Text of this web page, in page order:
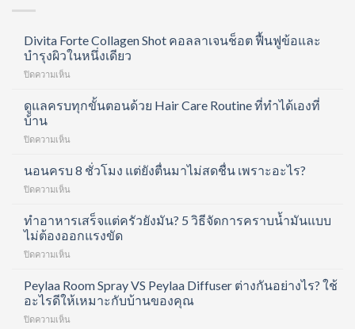
Divita Forte Collagen Shot คอลลาเจนช็อต ฟื้นฟูข้อและ
บำรุงผิวในหนึ่งเดียว
ปิดความเห็น
Collagen
คอ
ลา
ช็อต
ข้อ
และ
หนึ่ง
เดียว
ดูแลครบทุกขั้นตอนด้วย Hair Care Routine ที่ทำได้เองที่
บ้าน
ปิดความเห็น
ครบ
ทุก
ขั้น
ด้วย
Hair
Routine
ทำได้
เอง
นอนครบ 8 ชั่วโมง แต่ยังตื่นมาไม่สดชื่น เพราะอะไร?
ปิดความเห็น
8
ชั่วโมง
แต่
ตื่น
มา
สดชื่น
ทำอาหารเสร็จแต่ครัวยังมัน? 5 วิธีจัดการคราบน้ำมันแบบ
ไม่ต้องออกแรงขัด
ปิดความเห็น
เสร็จ
แต่
ครัว
Peylaa Room Spray VS Peylaa Diffuser ต่างกันอย่างไร? ใช้
อะไรดีให้เหมาะกับบ้านของคุณ
ปิดความเห็น